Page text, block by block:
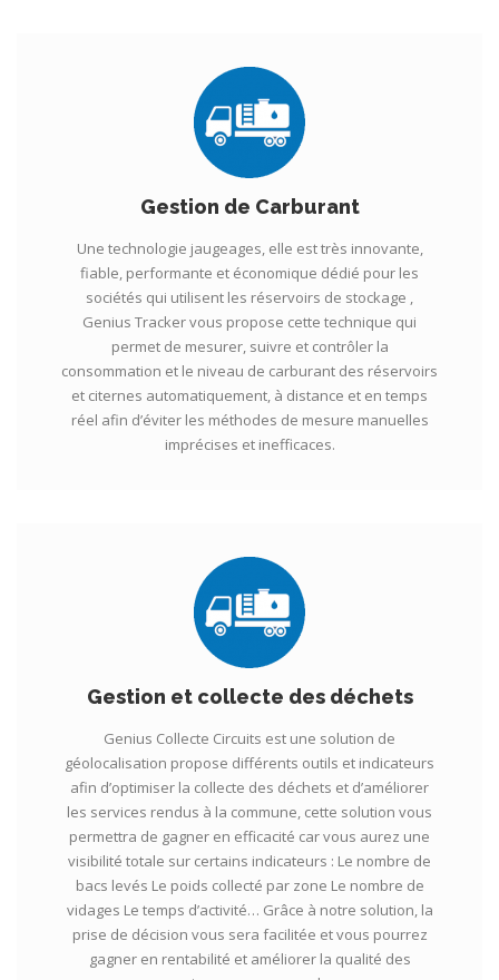
Gestion de Carburant
Une technologie jaugeages, elle est très innovante,
fiable, performante et économique dédié pour les
sociétés qui utilisent les réservoirs de stockage ,
Genius Tracker vous propose cette technique qui
permet de mesurer, suivre et contrôler la
consommation et le niveau de carburant des réservoirs
et citernes automatiquement, à distance et en temps
réel afin d’éviter les méthodes de mesure manuelles
imprécises et inefficaces.
Gestion et collecte des déchets
Genius Collecte Circuits est une solution de
géolocalisation propose différents outils et indicateurs
afin d’optimiser la collecte des déchets et d’améliorer
les services rendus à la commune, cette solution vous
permettra de gagner en efficacité car vous aurez une
visibilité totale sur certains indicateurs : Le nombre de
bacs levés Le poids collecté par zone Le nombre de
vidages Le temps d’activité… Grâce à notre solution, la
prise de décision vous sera facilitée et vous pourrez
gagner en rentabilité et améliorer la qualité des